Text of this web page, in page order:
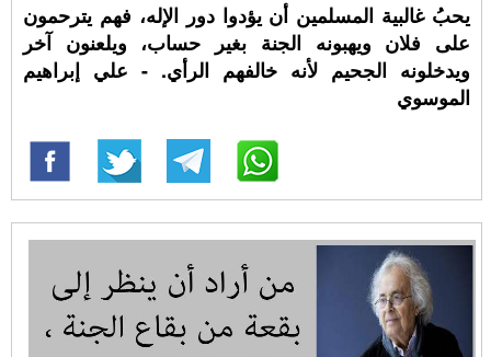
يحبُ غالبية المسلمين أن يؤدوا دور الإله، فهم يترحمون
على فلان ويهبونه الجنة بغير حساب، ويلعنون آخر
ويدخلونه الجحيم لأنه خالفهم الرأي. - علي إبراهيم
الموسوي